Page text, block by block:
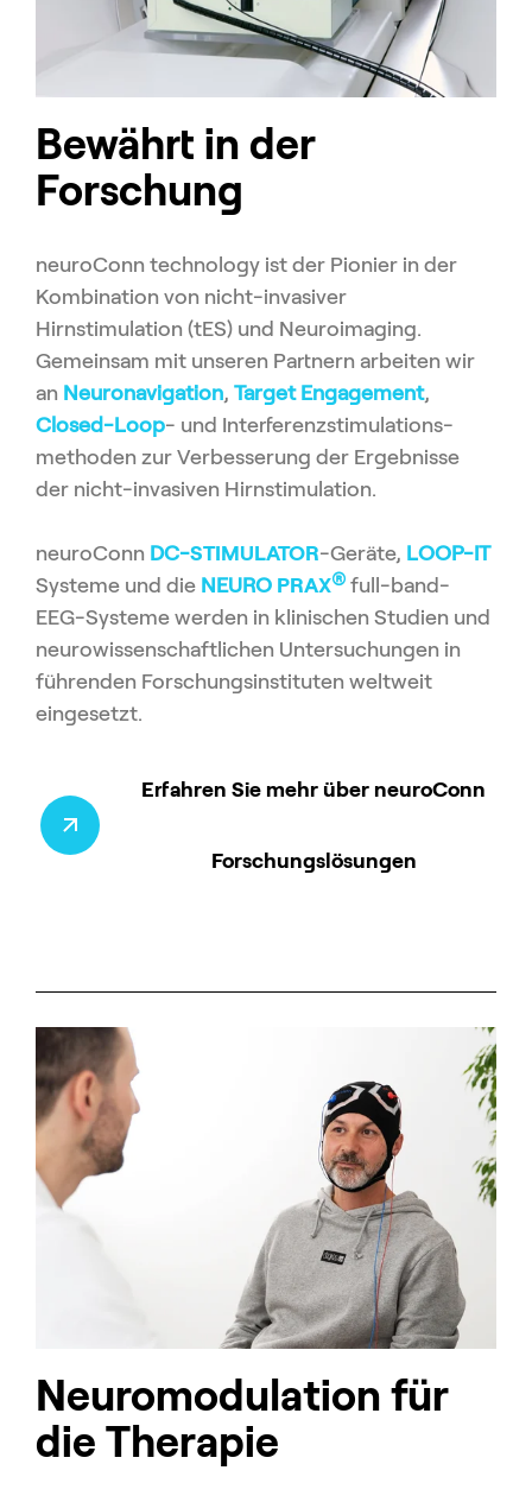
Bewährt in der
Forschung
neuroConn technology ist der Pionier in der
Kombination von nicht-invasiver
Hirnstimulation (tES) und Neuroimaging.
Gemeinsam mit unseren Partnern arbeiten wir
an Neuronavigation, Target Engagement,
Closed-Loop- und Interferenz­stimulations­
methoden zur Verbesserung der Ergebnisse
der nicht-invasiven Hirnstimulation.
neuroConn DC-STIMULATOR-Geräte, LOOP-IT
Systeme und die NEURO PRAX® full-band-
EEG-Systeme werden in klinischen Studien und
neurowissenschaftlichen Untersuchungen in
führenden Forschungsinstituten weltweit
eingesetzt.
Erfahren Sie mehr über neuroConn
Forschungslösungen
Neuromodulation für
die Therapie